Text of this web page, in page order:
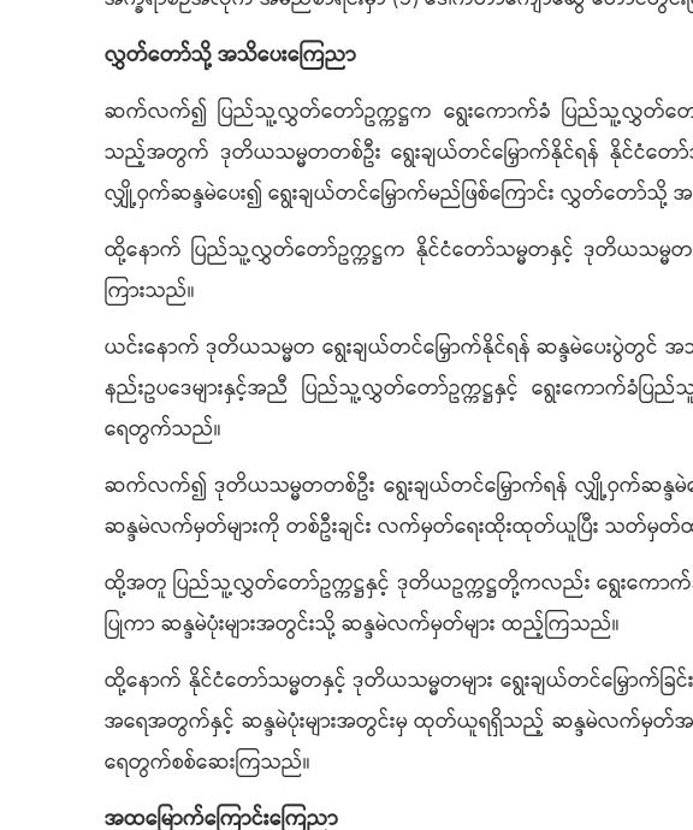
လွှတ်တော်သို့ အသိပေးကြေညာ
ဆက်လက်၍ ပြည်သူ့လွှတ်တော်ဥက္ကဋ္ဌက ရွေးကောက်ခံ ပြည်သူ့လွှတ်တေ
သည့်အတွက် ဒုတိယသမ္မတတစ်ဦး ရွေးချယ်တင်မြှောက်နိုင်ရန် နိုင်ငံတော်သ
လျှို့ဝှက်ဆန္ဒမဲပေး၍ ရွေးချယ်တင်မြှောက်မည်ဖြစ်ကြောင်း လွှတ်တော်သို့
ထို့နောက် ပြည်သူ့လွှတ်တော်ဥက္ကဋ္ဌက နိုင်ငံတော်သမ္မတနှင့် ဒုတိယသမ္မတများ
ကြားသည်။
ယင်းနောက် ဒုတိယသမ္မတ ရွေးချယ်တင်မြှောက်နိုင်ရန် ဆန္ဒမဲပေးပွဲတွင် အ
နည်းဥပဒေများနှင့်အညီ ပြည်သူ့လွှတ်တော်ဥက္ကဋ္ဌနှင့် ရွေးကောက်
ရေတွက်သည်။
ဆက်လက်၍ ဒုတိယသမ္မတတစ်ဦး ရွေးချယ်တင်မြှောက်ရန် လျှို့ဝှက်ဆန္ဒ
ဆန္ဒမဲလက်မှတ်များကို တစ်ဦးချင်း လက်မှတ်ရေးထိုးထုတ်ယူပြီး သတ်မှတ်
ထို့အတူ ပြည်သူ့လွှတ်တော်ဥက္ကဋ္ဌနှင့် ဒုတိယဥက္ကဋ္ဌတို့ကလည်း ရွေးကေ
ပြုကာ ဆန္ဒမဲပုံးများအတွင်းသို့ ဆန္ဒမဲလက်မှတ်များ ထည့်ကြသည်။
ထို့နောက် နိုင်ငံတော်သမ္မတနှင့် ဒုတိယသမ္မတများ ရွေးချယ်တင်မြှောက်
အရေအတွက်နှင့် ဆန္ဒမဲပုံးများအတွင်းမှ ထုတ်ယူရရှိသည့် ဆန္ဒမဲလက်မှ
ရေတွက်စစ်ဆေးကြသည်။
အထမြောက်ကြောင်းကြေညာ